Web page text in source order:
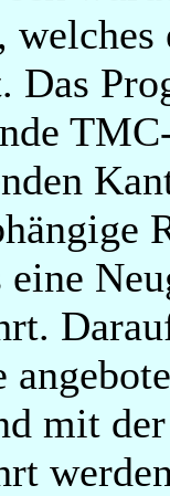
Das
eine
mit